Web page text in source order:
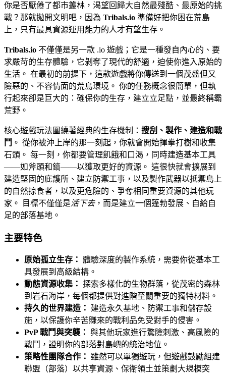
你是否厭倦了都市叢林，渴望回歸大自然最殘酷、最原始的挑
戰？那就拋開文明吧，因為 Tribals.io 準備好把你困在荒島
上，只有最具資源運用能力的人才有望生存。
Tribals.io 不僅僅是另一款 .io 遊戲；它是一種發自內心的、要
求嚴苛的生存體驗，它剝奪了現代的舒適，迫使你進入原始的
生活。 在最初的前提下，這款遊戲將你傳送到一個茂盛但又
險惡的、不容情面的荒島環境。 你的任務概念很簡單，但執
行起來卻是巨大的：確保你的生存，建立立足點，並最終稱霸
荒野。
核心遊戲玩法圍繞著經典的生存機制： 搜刮、製作、建造和戰
鬥 。 從你被沖上岸的那一刻起，你就會開始揮拳打樹和收集
石頭。 每一刻，你都要管理飢餓和口渴，同時建造基本工具
——如斧頭和鎬——以獲取更好的資源。 這很快就會擴展到
建造堅固的庇護所、建立防禦工事，以及製作武器以抵禦島上
的自然掠食者，以及更危險的、爭奪相同重要資源的其他玩
家。 目標不僅僅是活下去，而是建立一個蓬勃發展、自給自
足的部落基地。
主要特色
原始孤立生存： 體驗深度的製作系統，需要你從基本工
具發展到高級結構。
動態資源收集： 探索多樣化的生物群落，從茂密的森林
到岩石海岸，每個都提供對進階至關重要的獨特材料。
持久的世界建造：
建造永久基地、防禦工事和儲存設
施，以保護你辛苦賺來的戰利品免受對手的侵害。
PvP 戰鬥與突襲： 與其他玩家進行驚險刺激、高風險的
戰鬥，證明你的部落對島嶼的統治地位。
策略性團隊合作：
雖然可以單獨遊玩，但遊戲鼓勵組建
聯盟（部落）以共享資源、保衛領土並策劃大規模突